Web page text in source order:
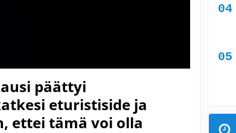
päättyi
eturistiside ja
ettei tämä voi olla